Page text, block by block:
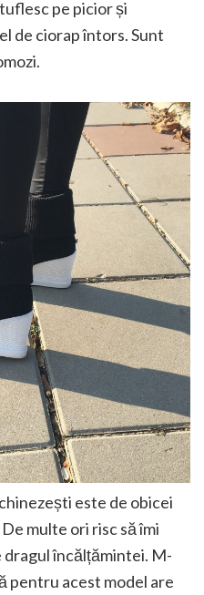
pe picior și
de ciorap întors. Sunt
este de obicei
multe ori risc să îmi
dragul încălțămintei. M-
pentru acest model are